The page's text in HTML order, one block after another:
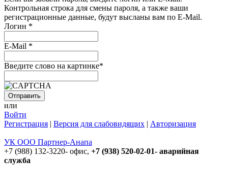
Контрольная строка для смены пароля, а также ваши
регистрационные данные, будут высланы вам по E-Mail.
Логин *
E-Mail *
Введите слово на картинке*
или
Войти
Регистрация | Версия для слабовидящих | Авторизация
УК ООО Партнер-Анапа
+7 (988) 132-3220- офис, +7 (938) 520-02-01- аварийная
служба